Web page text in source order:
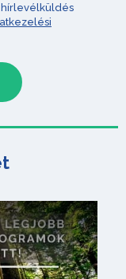
hírlevélküldés